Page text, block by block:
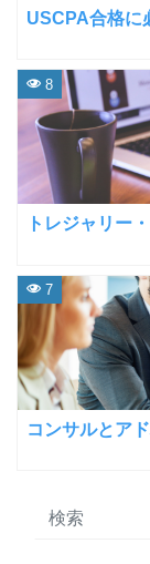
USCPA合格に
トレジャリー
8
コンサルとア
7